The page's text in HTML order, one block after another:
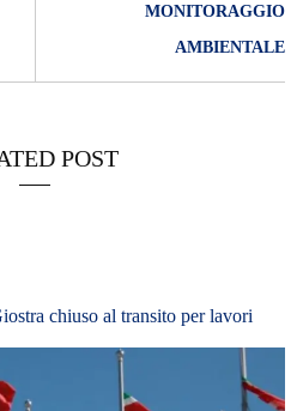
MONITORAGGIO
AMBIENTALE
POST
chiuso al transito per lavori